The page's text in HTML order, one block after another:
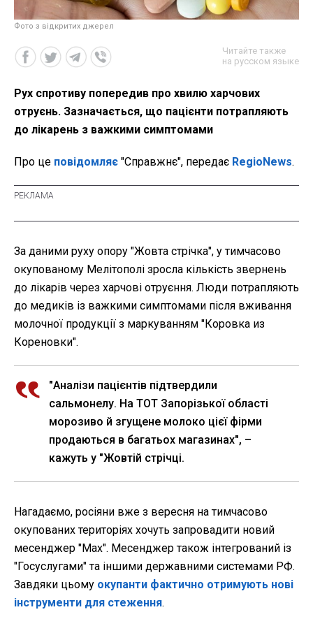
Фото з відкритих джерел
Читайте также
на русском языке
Рух спротиву попередив про хвилю харчових
отруєнь. Зазначається, що пацієнти потрапляють
до лікарень з важкими симптомами
Про це повідомляє "Справжнє", передає RegioNews.
За даними руху опору "Жовта стрічка", у тимчасово
окупованому Мелітополі зросла кількість звернень
до лікарів через харчові отруєння. Люди потрапляють
до медиків із важкими симптомами після вживання
молочної продукції з маркуванням "Коровка из
Кореновки".
"Аналізи пацієнтів підтвердили
сальмонелу. На ТОТ Запорізької області
морозиво й згущене молоко цієї фірми
продаються в багатьох магазинах", –
кажуть у "Жовтій стрічці.
Нагадаємо, росіяни вже з вересня на тимчасово
окупованих територіях хочуть запровадити новий
месенджер "Max". Месенджер також інтегрований із
"Госуслугами" та іншими державними системами РФ.
Завдяки цьому окупанти фактично отримують нові
інструменти для стеження.